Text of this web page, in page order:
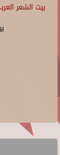
بيت الشعر